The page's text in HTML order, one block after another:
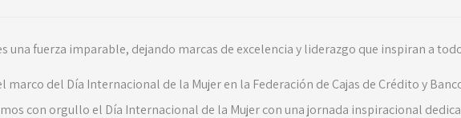
una fuerza imparable, dejando marcas de excelencia y liderazgo que inspiran a
marco del Día Internacional de la Mujer en la Federación de Cajas de Crédito y
con orgullo el Día Internacional de la Mujer con una jornada inspiracional